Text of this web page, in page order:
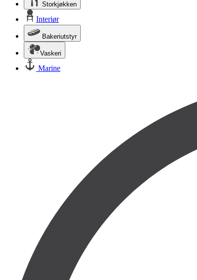
Storkjøkken
Interiør
Bakeriutstyr
Vaskeri
Marine